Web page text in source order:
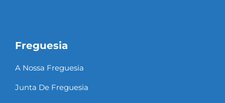
Freguesia
A Nossa Freguesia
Junta De Freguesia